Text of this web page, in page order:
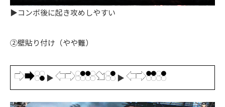
▶コンボ後に起き攻めしやすい
②壁貼り付け（やや難）
▶ ▶